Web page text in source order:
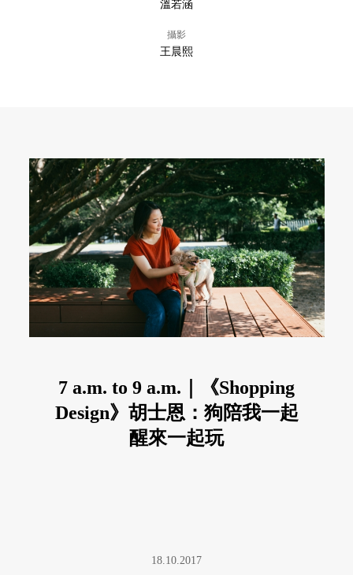
溫若涵
攝影
王晨熙
7 a.m. to 9 a.m.｜《Shopping
Design》胡士恩：狗陪我一起
醒來一起玩
18.10.2017